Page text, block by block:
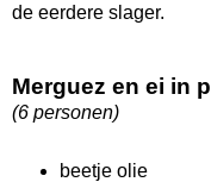
de eerdere slager.
Merguez en ei in
(6 personen)
beetje olie